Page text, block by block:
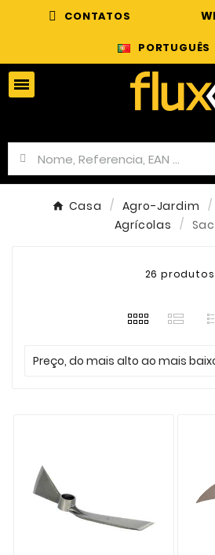
CONTATOS
PORTUGUÊS
Casa Agro-Jardim
Agrícolas
26 produtos
Preço, do mais alto ao mais